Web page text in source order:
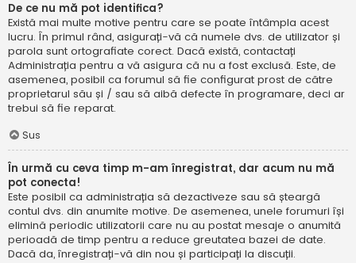
De ce nu mă pot identifica?
Există mai multe motive pentru care se poate întâmpla acest
lucru. În primul rând, asigurați-vă că numele dvs. de utilizator și
parola sunt ortografiate corect. Dacă există, contactați
Administrația pentru a vă asigura că nu a fost exclusă. Este, de
asemenea, posibil ca forumul să fie configurat prost de către
proprietarul său și / sau să aibă defecte în programare, deci ar
trebui să fie reparat.
Sus
În urmă cu ceva timp m-am înregistrat, dar acum nu mă
pot conecta!
Este posibil ca administrația să dezactiveze sau să șteargă
contul dvs. din anumite motive. De asemenea, unele forumuri își
elimină periodic utilizatorii care nu au postat mesaje o anumită
perioadă de timp pentru a reduce greutatea bazei de date.
Dacă da, înregistrați-vă din nou și participați la discuții.